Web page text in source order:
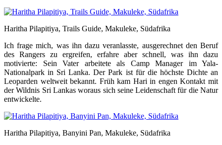
Haritha Pilapitiya, Trails Guide, Makuleke, Südafrika
Ich frage mich, was ihn dazu veranlasste, ausgerechnet den Beruf
des Rangers zu ergreifen, erfahre aber schnell, was ihn dazu
motivierte: Sein Vater arbeitete als Camp Manager im Yala-
Nationalpark in Sri Lanka. Der Park ist für die höchste Dichte an
Leoparden weltweit bekannt. Früh kam Hari in engen Kontakt mit
der Wildnis Sri Lankas woraus sich seine Leidenschaft für die Natur
entwickelte.
Haritha Pilapitiya, Banyini Pan, Makuleke, Südafrika